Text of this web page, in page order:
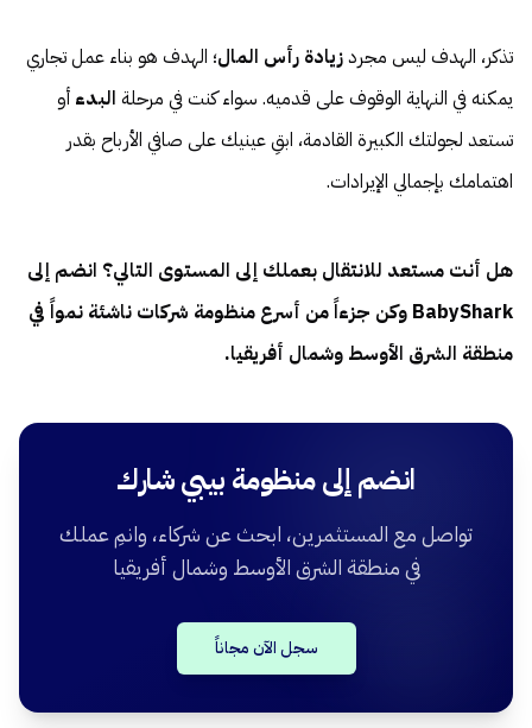
تذكر، الهدف ليس مجردزيادة رأس المال؛ الهدف هو بناء عمل تجاري
يمكنه في النهاية الوقوف على قدميه. سواء كنت في مرحلة البدء أو
تستعد لجولتك الكبيرة القادمة، ابقِ عينيك على صافي الأرباح بقدر
اهتمامك بإجمالي الإيرادات.
هل أنت مستعد للانتقال بعملك إلى المستوى التالي؟ انضم إلى
BabyShark وكن جزءاً من أسرع منظومة شركات ناشئة نمواً في
منطقة الشرق الأوسط وشمال أفريقيا.
انضم إلى منظومة بيبي شارك
تواصل مع المستثمرين، ابحث عن شركاء، وانمِ عملك
في منطقة الشرق الأوسط وشمال أفريقيا
سجل الآن مجاناً